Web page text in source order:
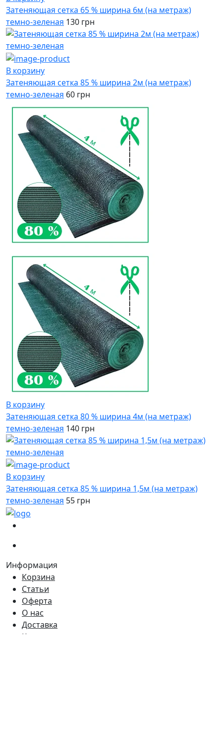
Затеняющая сетка 65 % ширина 6м (на метраж)
темно-зеленая 130 грн
В корзину
Затеняющая сетка 85 % ширина 2м (на метраж)
темно-зеленая 60 грн
В корзину
Затеняющая сетка 80 % ширина 4м (на метраж)
темно-зеленая 140 грн
В корзину
Затеняющая сетка 85 % ширина 1,5м (на метраж)
темно-зеленая 55 грн
Информация
Корзина
Статьи
Оферта
О нас
Доставка
Контакты